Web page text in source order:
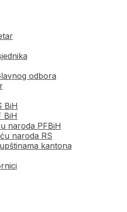
odbora
BiH
BiH
naroda PFBiH
naroda RS
kantona